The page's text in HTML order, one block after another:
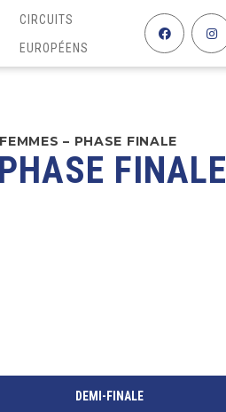
CIRCUITS
EUROPÉENS
– PHASE FINALE
FINALE
DEMI-FINALE